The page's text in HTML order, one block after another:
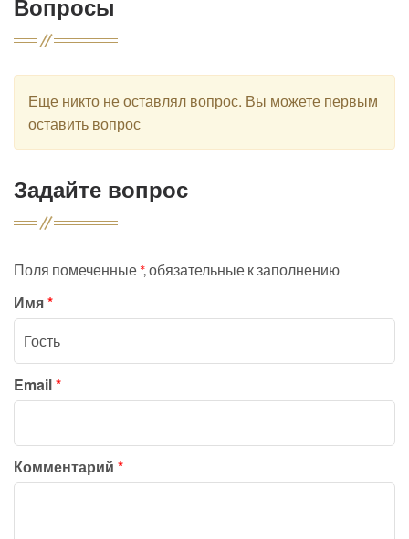
Вопросы
Еще никто не оставлял вопрос. Вы можете первым
оставить вопрос
Задайте вопрос
Поля помеченные *, обязательные к заполнению
Имя*
Email*
Комментарий *